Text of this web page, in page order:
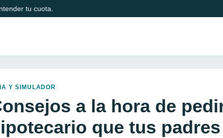
tu cuota.
Y SIMULADOR
a la hora de
que tus